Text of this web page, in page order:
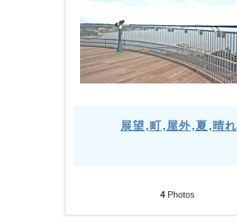
展望,町,屋外,夏,晴れ
4Photos